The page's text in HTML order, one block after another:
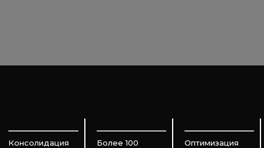
Консолидация
Более 100
Оптимизация